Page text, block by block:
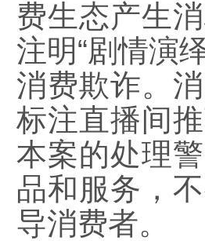
费生态产生
注明“剧情演
消费欺诈。
标注直播间
本案的处理
品和服务，
导消费者。